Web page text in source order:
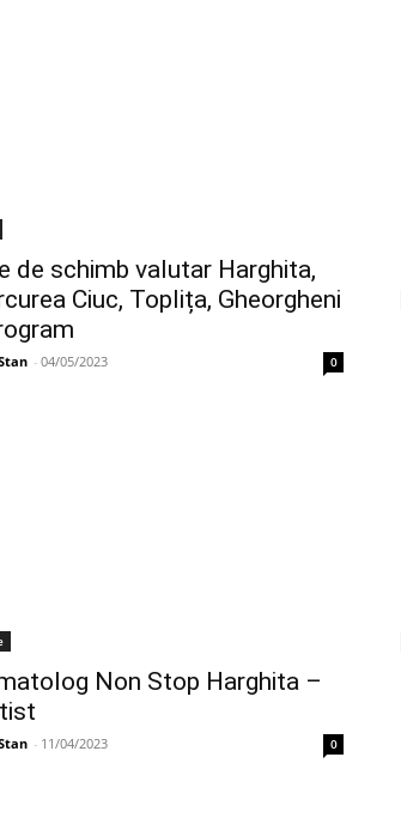
de schimb valutar Harghita,
Ciuc, Toplița, Gheorgheni
- 04/05/2023 0
Non Stop Harghita –
- 11/04/2023 0